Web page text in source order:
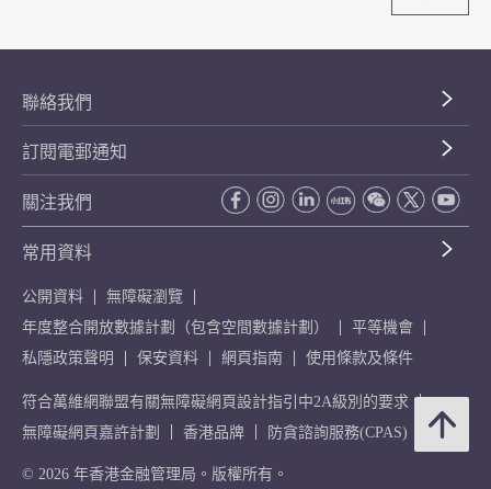
聯絡我們
訂閱電郵通知
關注我們
常用資料
公開資料
無障礙瀏覽
年度整合開放數據計劃（包含空間數據計劃）
平等機會
私隱政策聲明
保安資料 網頁指南 使用條款及條件
符合萬維網聯盟有關無障礙網頁設計指引中2A級別的要求
無障礙網頁嘉許計劃
香港品牌 防貪諮詢服務(CPAS)
© 2026 年香港金融管理局。版權所有。